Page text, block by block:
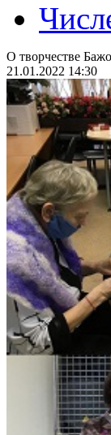
О творчестве
21.01.2022 14:30